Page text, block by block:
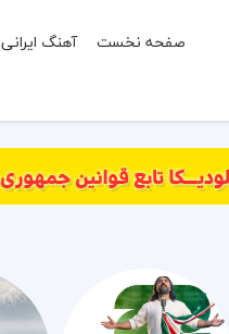
صفحه نخست آهنگ ایرانی